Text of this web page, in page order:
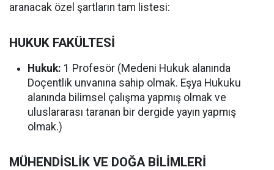
aranacak özel şartların tam listesi:
HUKUK FAKÜLTESİ
Hukuk: 1 Profesör (Medeni Hukuk alanında
Doçentlik unvanına sahip olmak. Eşya Hukuku
alanında bilimsel çalışma yapmış olmak ve
uluslararası taranan bir dergide yayın yapmış
olmak.)
MÜHENDİSLİK VE DOĞA BİLİMLERİ